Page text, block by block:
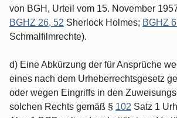
von BGH, Urteil vom 15. November
BGHZ 26, 52 Sherlock Holmes; BGHZ
Schmalfilmrechte).
d) Eine Abkürzung der für Ansprüche
eines nach dem Urheberrechtsgesetz
oder wegen Eingriffs in den
solchen Rechts gemäß § 102 Satz 1